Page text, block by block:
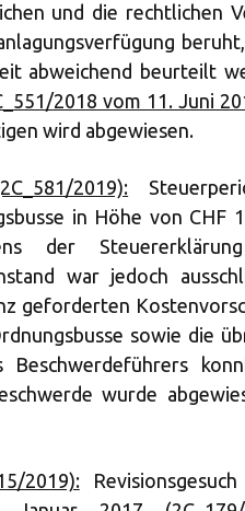
und die rechtlichen
abweichend beurteilt
2018 vom 11. Juni
wird abgewiesen.
2019):
in Höhe von CHF
der
war jedoch
geforderten
sowie die
Beschwerdeführers
wurde
2019):